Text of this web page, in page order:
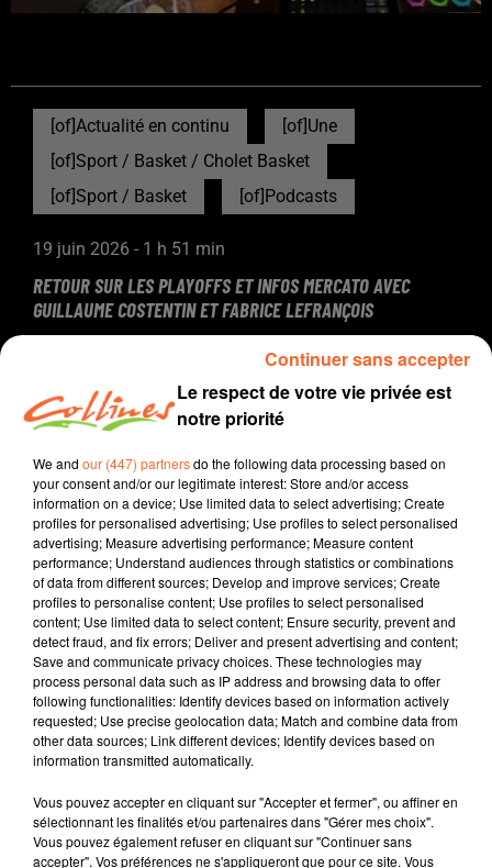
[of]Actualité en continu
[of]Une
[of]Sport / Basket / Cholet Basket
[of]Sport / Basket
[of]Podcasts
19 juin 2026 - 1 h 51 min
RETOUR SUR LES PLAYOFFS ET INFOS MERCATO AVEC
GUILLAUME COSTENTIN ET FABRICE LEFRANÇOIS
Ouest-France, Collines la Radio
Retour sur les playoffs et infos mercato avec
Guillaume Costentin et Fabrice Lefrançois
discutions de vestiaire, l’enchaînement des rencontres,
les voyages en bus, ces supporters qui suivent…
Fabrice Lefrançois et Guillaume Costentin ont pris le
temps de raconter leur fin de saison et ces deux séries
formidables face à l’Asvel et au Paris Basket, dans ce
15e et dernier épisode de Cholet Basket, le podcast.
L’effervescence après la belle victorieuse à l’Astroballe
notamment : « On était au-delà de la célébration, dit le
coach de CB. C’était de l’accomplissement. Je l’ai vu
chez tous les joueurs, leur réaction était belle, les
connexions entre eux étaient incroyables. »
De Sousa, Gérald Ayayi et Jamuni McNeace, des
patrons dont on sait aujourd’hui qu’ils ne reviendront
Le respect de votre vie privée est
notre priorité
We and our (447) partnersdo the following data processing based on
your consent and/or our legitimate interest: Store and/or access
information on a device; Use limited data to select advertising; Create
profiles for personalised advertising; Use profiles to select personalised
advertising; Measure advertising performance; Measure content
performance; Understand audiences through statistics or combinations
of data from different sources; Develop and improve services; Create
profiles to personalise content; Use profiles to select personalised
content; Use limited data to select content; Ensure security, prevent and
detect fraud, and fix errors; Deliver and present advertising and content;
Save and communicate privacy choices. These technologies may
process personal data such as IP address and browsing data to offer
following functionalities: Identify devices based on information actively
requested; Use precise geolocation data; Match and combine data from
other data sources; Link different devices; Identify devices based on
information transmitted automatically.
Vous pouvez accepter en cliquant sur "Accepter et fermer", ou affiner en
sélectionnant les finalités et/ou partenaires dans "Gérer mes choix".
Vous pouvez également refuser en cliquant sur "Continuer sans
accepter". Vos préférences ne s'appliqueront que pour ce site. Vous
Continuer sans accepter